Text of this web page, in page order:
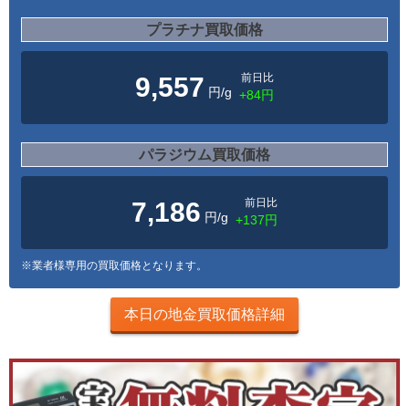
プラチナ買取価格
9,557 円/g
前日比
+84円
パラジウム買取価格
7,186 円/g
前日比
+137円
※業者様専用の買取価格となります。
本日の地金買取価格詳細